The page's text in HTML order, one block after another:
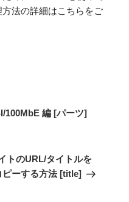
法の詳細はこちらをご
100MbE 編 [パーツ]
トのURL/タイトルを
ーする方法 [title]